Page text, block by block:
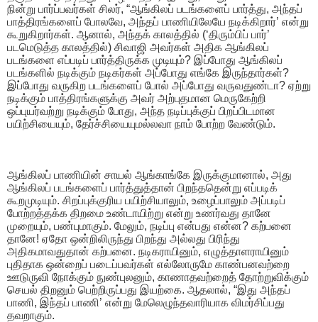
நின்று பார்ப்பவர்கள் சிலர், “ஆங்கிலப் படங்களைப் பார்த்து, அந்தப்
பாத்திரங்களைப் போலவே, அந்தப் பாணியிலேயே நடிக்கிறார்’ என்று
கூறுகிறார்கள். ஆனால், அந்தக் காலத்தில் (‘திரும்பிப் பார்’
படமெடுத்த காலத்தில்) சிவாஜி அவர்கள் அதிக ஆங்கிலப்
படங்களை எப்படிப் பார்த்திருக்க முடியும்? இப்போது ஆங்கிலப்
படங்களில் நடிக்கும் நடிகர்கள் அப்போது எங்கே இருந்தார்கள்?
இப்போது வருகிற படங்களைப் போல் அப்போது வருவதுண்டா? ஏற்று
நடிக்கும் பாத்திரங்களுக்கு அவர் அற்புதமான மெருகேற்றி
ஒப்புயர்வற்று நடிக்கும் போது, அந்த நடிப்புக்குப் பிறப்பிடமான
பயிற்சியையும், தேர்ச்சியையுமல்லவா நாம் போற்ற வேண்டும்.
ஆங்கிலப் பாணியின் சாயல் ஆங்காங்கே இருக்குமானால், அது
ஆங்கிலப் படங்களைப் பார்த்துத்தான் பிறந்ததென்று எப்படிக்
கூறமுடியும். சிறப்புக்குரிய பயிற்சியாலும், உழைப்பாலும் அப்படிப்
போற்றத்தக்க திறமை உண்டாயிற்று என்று உணர்வது தானே
முறையும், பண்புமாகும். மேலும், நடிப்பு என்பது என்ன? கற்பனை
தானே! ஏதோ ஒன்றிலிருந்து பிறந்து அல்லது பிரிந்து
அதிகமாவதுதான் கற்பனை. நடிகராயினும், எழுத்தாளராயினும்
புதிதாக ஒன்றைப் படைப்பவர்கள் எல்லோருமே காண்பனவற்றை
ஊடுருவி நோக்கும் நுண்புலனும், காணாதவற்றைத் தோற்றுவிக்கும்
செயல் திறனும் பெற்றிருப்பது இயற்கை. ஆதலால், “இது அந்தப்
பாணி, இந்தப் பாணி’ என்று மேலெழுந்தவாரியாக விமர்சிப்பது
தவறாகும்.